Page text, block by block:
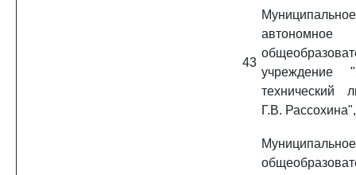
43
Муниципальное
автономное
учреждение
технический
Г.В. Рассохина",
Муниципальное